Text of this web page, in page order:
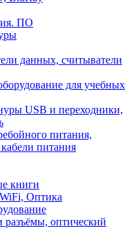
ПО
данных, считыватели
для учебных
USB и переходники,
питания,
питания
книги
Оптика
разъёмы, оптический